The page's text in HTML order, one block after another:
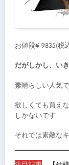
お値段¥ 9835(税
だがしかし、い
素晴らしい人気で
欲しくても買え
しかないです
それでは素敵な